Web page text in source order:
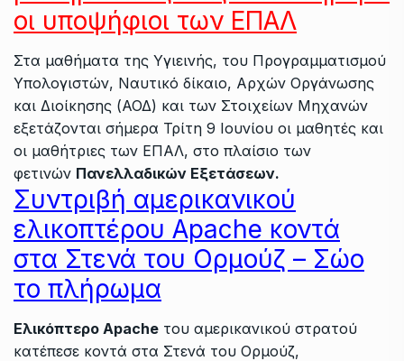
οι υποψήφιοι των ΕΠΑΛ
Στα μαθήματα της Υγιεινής, του Προγραμματισμού
Υπολογιστών, Ναυτικό δίκαιο, Αρχών Οργάνωσης
και Διοίκησης (ΑΟΔ) και των Στοιχείων Μηχανών
εξετάζονται σήμερα Τρίτη 9 Ιουνίου οι μαθητές και
οι μαθήτριες των ΕΠΑΛ, στο πλαίσιο των
φετινών Πανελλαδικών Εξετάσεων.
Συντριβή αμερικανικού
ελικοπτέρου Apache κοντά
στα Στενά του Ορμούζ – Σώο
το πλήρωμα
Ελικόπτερο Apache του αμερικανικού στρατού
κατέπεσε κοντά στα Στενά του Ορμούζ,